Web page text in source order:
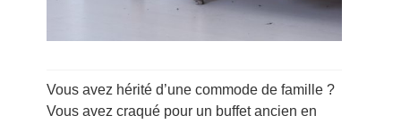
Vous avez hérité d’une commode de famille ?
Vous avez craqué pour un buffet ancien en